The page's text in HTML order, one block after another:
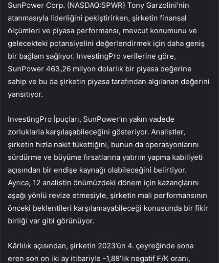
SunPower Corp. (NASDAQ:SPWR) Tony Garzolini’nin
atanmasıyla liderliğini pekiştirirken, şirketin finansal
ölçümleri ve piyasa performansı, mevcut konumunu ve
gelecekteki potansiyelini değerlendirmek için daha geniş
bir bağlam sağlıyor. InvestingPro verilerine göre,
SunPower 463,26 milyon dolarlık bir piyasa değerine
sahip ve bu da şirketin piyasa tarafından algılanan değerini
yansıtıyor.
InvestingPro İpuçları, SunPower’ın yakın vadede
zorluklarla karşılaşabileceğini gösteriyor. Analistler,
şirketin hızla nakit tükettiğini, bunun da operasyonlarını
sürdürme ve büyüme fırsatlarına yatırım yapma kabiliyeti
açısından bir endişe kaynağı olabileceğini belirtiyor.
Ayrıca, 12 analistin önümüzdeki dönem için kazançlarını
aşağı yönlü revize etmesiyle, şirketin mali performansının
önceki beklentileri karşılamayabileceği konusunda bir fikir
birliği var gibi görünüyor.
Kârlılık açısından, şirketin 2023’ün 4. çeyreğinde sona
eren son on iki ay itibariyle -1,88’lik negatif F/K oranı,